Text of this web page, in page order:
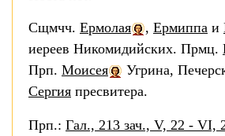
Сщмчч. Ермолая , Ермиппа и
иереев Никомидийских. Прмц.
Прп. Моисея
Угрина,
Сергия пресвитера.
Прп.: Гал., 213 зач., V, 22 - VI,